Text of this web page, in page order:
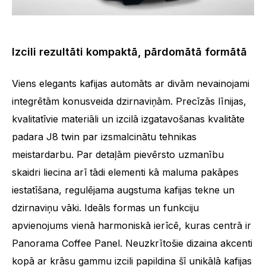
Izcili rezultāti kompaktā, pārdomātā formātā
Viens elegants kafijas automāts ar divām nevainojami
integrētām konusveida dzirnaviņām. Precīzās līnijas,
kvalitatīvie materiāli un izcilā izgatavošanas kvalitāte
padara J8 twin par izsmalcinātu tehnikas
meistardarbu. Par detaļām pievērsto uzmanību
skaidri liecina arī tādi elementi kā maluma pakāpes
iestatīšana, regulējama augstuma kafijas tekne un
dzirnaviņu vāki. Ideāls formas un funkciju
apvienojums vienā harmoniskā ierīcē, kuras centrā ir
Panorama Coffee Panel. Neuzkrītošie dizaina akcenti
kopā ar krāsu gammu izcili papildina šī unikālā kafijas